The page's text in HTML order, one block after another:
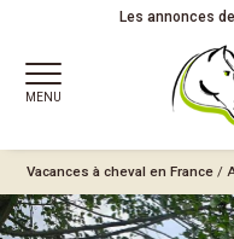
Les annonces
MENU
Vacances à cheval en France /